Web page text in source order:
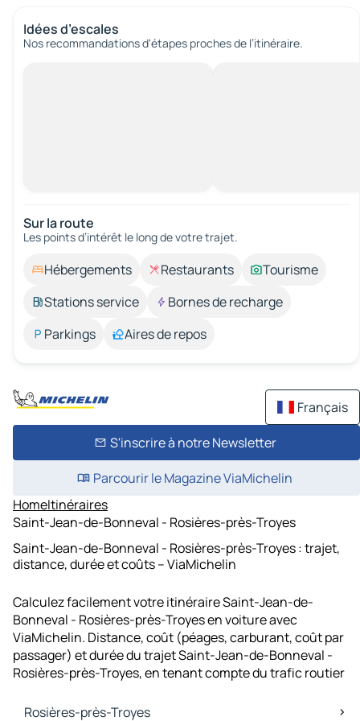
Idées d’escales
Nos recommandations d'étapes proches de l’itinéraire.
Sur la route
Les points d’intérêt le long de votre trajet.
Hébergements Restaurants
Tourisme
Stations service
Bornes de recharge
Parkings
Aires de repos
Français
S'inscrire à notre Newsletter
Parcourir le Magazine ViaMichelin
HomeItinéraires
Saint-Jean-de-Bonneval - Rosières-près-Troyes
Saint-Jean-de-Bonneval - Rosières-près-Troyes : trajet,
distance, durée et coûts – ViaMichelin
Calculez facilement votre itinéraire Saint-Jean-de-
Bonneval - Rosières-près-Troyes en voiture avec
ViaMichelin. Distance, coût (péages, carburant, coût par
passager) et durée du trajet Saint-Jean-de-Bonneval -
Rosières-près-Troyes, en tenant compte du trafic routier
Rosières-près-Troyes